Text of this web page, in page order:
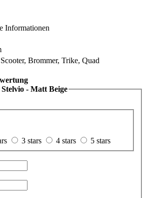
Informationen
Brommer, Trike, Quad
- Matt Beige
3 stars 4 stars
5 stars